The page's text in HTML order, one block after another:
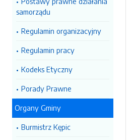
samorządu
Regulamin organizacyjny
Regulamin pracy
Kodeks Etyczny
Porady Prawne
Organy Gminy
Burmistrz Kępic